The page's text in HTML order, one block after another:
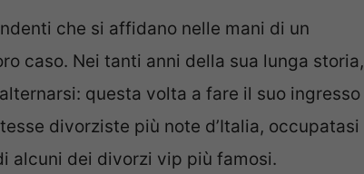
che si affidano nelle mani di un
caso. Nei tanti anni della sua lunga storia,
questa volta a fare il suo ingresso
divorziste più note d’Italia, occupatasi
alcuni dei divorzi vip più famosi.